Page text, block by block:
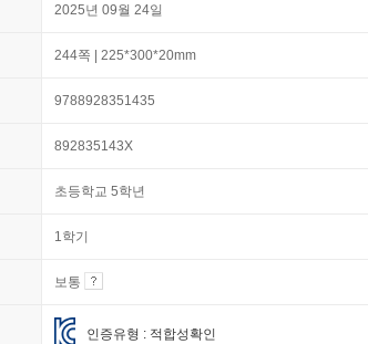
2025년 09월 24일
244쪽 | 225*300*20mm
9788928351435
892835143X
초등학교 5학년
1학기
보통
인증유형 : 적합성확인